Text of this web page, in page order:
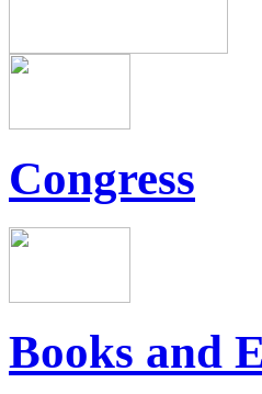
Congress
Books and